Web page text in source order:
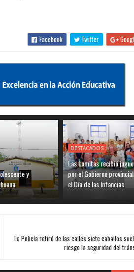
Facebook Twitter
y
DESTACADOS
Las Lomitas recibió
por el Gobierno
el Día de las Infancias
La Policía retiró de las calles siete caballos
riesgo la seguridad del